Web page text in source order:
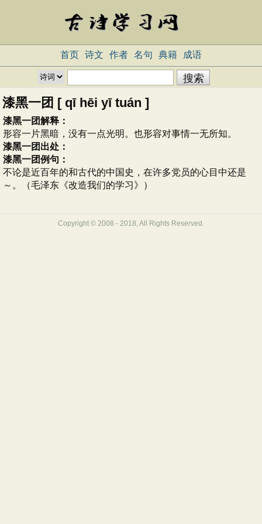
首页 诗文 作者 名句 典籍 成语
漆黑一团 [ qī hēi yī tuán ]
漆黑一团解释：
形容一片黑暗，没有一点光明。也形容对事情一无所知。
漆黑一团出处：
漆黑一团例句：
不论是近百年的和古代的中国史，在许多党员的心目中还是
～。（毛泽东《改造我们的学习》）
Copyright © 2008 - 2018, All Rights Reserved.